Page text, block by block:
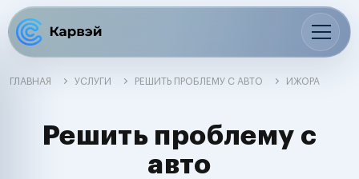
ГЛАВНАЯ УСЛУГИ РЕШИТЬ ПРОБЛЕМУ С АВТО ИЖОРА
Решить проблему с
авто